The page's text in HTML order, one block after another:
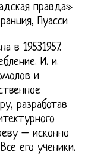
правда»
Пуасси
в 19531957.
И. и.
и
разработав
– исконно
его ученики.